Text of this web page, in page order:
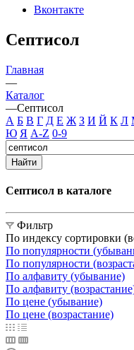
Вконтакте
Септисол
Главная
—
Каталог
—Септисол
А Б В Г Д Е Ж З И Й К Л
Ю Я A-Z 0-9
Найти
Септисол в каталоге
Фильтр
По индексу сортировки
По популярности
По популярности
По алфавиту (убывание)
По алфавиту
По цене (убывание)
По цене (возрастание)